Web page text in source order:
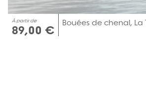
À partir de
89,00 €
Bouées de chenal, La